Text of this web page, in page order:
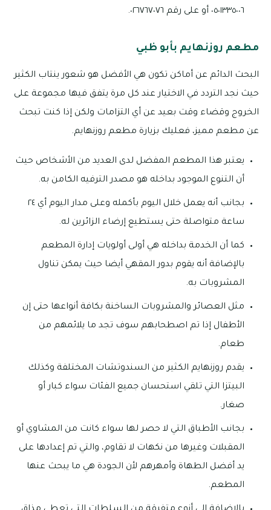
٠٥٠١٣٣٥٠٠٦ أو على رقم ٠٢٦٧٦٧٠٧٦.
مطعم روزنهايم بأبو ظبي
البحث الدائم عن أماكن تكون هي الأفضل هو شعور ينتاب الكثير
حيث نجد التردد في الاختيار عند كل مرة يتفق فيها مجموعة على
الخروج وقضاء وقت بعيد عن أي التزامات ولكن إذا كنت تبحث
عن مطعم مميز، فعليك بزيارة مطعم روزنهايم.
يعتبر هذا المطعم المفضل لدى العديد من الأشخاص حيث
أن التنوع الموجود بداخله هو مصدر الترفيه الكامن به.
بجانب أنه يعمل خلال اليوم بأكمله وعلى مدار اليوم أي ٢٤
ساعة متواصلة حتى يستطيع إرضاء الزائرين له.
كما أن الخدمة بداخله هي أولى أولويات إدارة المطعم
بالإضافة أنه يقوم بدور المقهي أيضا حيث يمكن تناول
المشروبات به.
مثل العصائر والمشروبات الساخنة بكافة أنواعها حتى إن
الأطفال إذا تم اصطحابهم سوف تجد ما يلائمهم من
طعام.
يقدم روزنهايم الكثير من السندوتشات المختلفة وكذلك
البيتزا التي تلقي استحسان جميع الفئات سواء كبار أو
صغار.
بجانب الأطباق التي لا حصر لها سواء كانت من المشاوي أو
المقبلات وغيرها من نكهات لا تقاوم، والتي تم إعدادها على
يد أفضل الطهاة وأمهرهم لأن الجودة هي ما يبحث عنها
المطعم.